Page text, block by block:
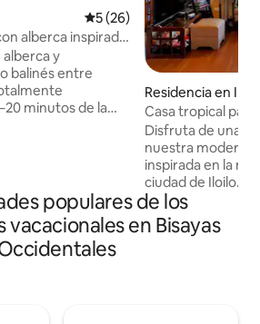
Calificación promedio: 5 de
5 (26)
alberca inspirada
alberca y
balinés entre
minutos de la
todas con baño
6 personas,
+ cocina de
televisores
Residencia en
Casa tropical para
ciudad de Iloilo
Disfruta de una
nuestra moderna
inspirada en la
ciudad de Iloilo.
urbanización a
Convention
restaurantes, y a
populares de los
vacacionales en Bisayas